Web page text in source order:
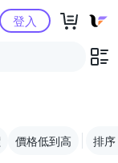
心
登入
價格低到高 排序